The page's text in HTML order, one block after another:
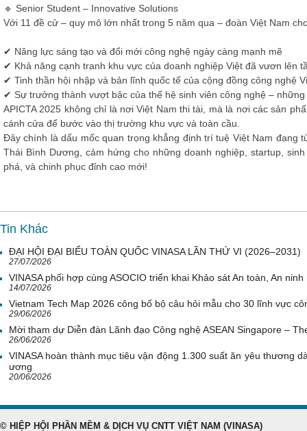
🔹 Senior Student – Innovative Solutions
Với 11 đề cử – quy mô lớn nhất trong 5 năm qua – đoàn Việt Nam
✔ Năng lực sáng tạo và đổi mới công nghệ ngày càng mạnh mẽ
✔ Khả năng cạnh tranh khu vực của doanh nghiệp Việt đã vươn lên
✔ Tinh thần hội nhập và bản lĩnh quốc tế của cộng đồng công nghệ
✔ Sự trưởng thành vượt bậc của thế hệ sinh viên công nghệ –
APICTA 2025 không chỉ là nơi Việt Nam thi tài, mà là nơi các sản
cánh cửa để bước vào thị trường khu vực và toàn cầu.
Đây chính là dấu mốc quan trọng khẳng định trí tuệ Việt Nam đang
Thái Bình Dương, cảm hứng cho những doanh nghiệp, startup,
phá, và chinh phục đỉnh cao mới!
Tin Khác
ĐẠI HỘI ĐẠI BIỂU TOÀN QUỐC VINASA LẦN THỨ VI (2026–2031)
27/07/2026
VINASA phối hợp cùng ASOCIO triển khai Khảo sát An toàn, An
14/07/2026
Vietnam Tech Map 2026 công bố bộ câu hỏi mẫu cho 30 lĩnh vực
29/06/2026
Mời tham dự Diễn đàn Lãnh đạo Công nghệ ASEAN Singapore –
26/06/2026
VINASA hoàn thành mục tiêu vận động 1.300 suất ăn yêu thương
ương
20/06/2026
© HIỆP HỘI PHẦN MỀM & DỊCH VỤ CNTT VIỆT NAM (VINASA)